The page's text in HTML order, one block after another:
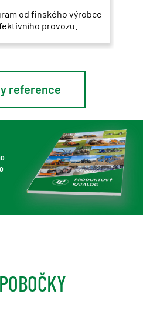
od finského výrobce
provozu.
reference